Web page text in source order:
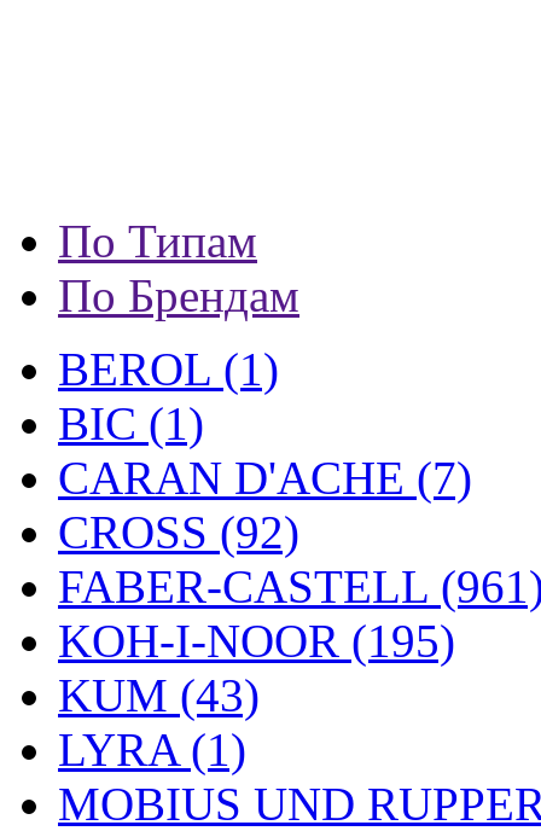
По Типам
По Брендам
BEROL (1)
BIC (1)
CARAN D'ACHE (7)
CROSS (92)
FABER-CASTELL
KOH-I-NOOR (195)
KUM (43)
LYRA (1)
MOBIUS UND